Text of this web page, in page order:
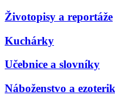
Životopisy a reportáže
Kuchárky
Učebnice a slovníky
Náboženstvo a